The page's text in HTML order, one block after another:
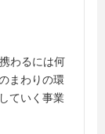
わるには何
まわりの環
ていく事業